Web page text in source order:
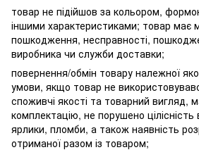
товар не підійшов за кольором,
іншими характеристиками; товар має
пошкодження, несправності,
виробника чи служби доставки;
повернення/обмін товару належної
умови, якщо товар не
споживчі якості та товарний вигляд,
комплектацію, не порушено цілісність
ярлики, пломби, а також наявність
отриманої разом із товаром;